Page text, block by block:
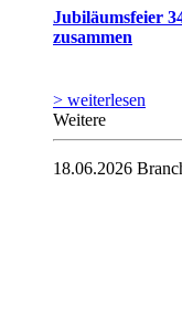
Jubiläumsfeier
zusammen
> weiterlesen
Weitere
18.06.2026